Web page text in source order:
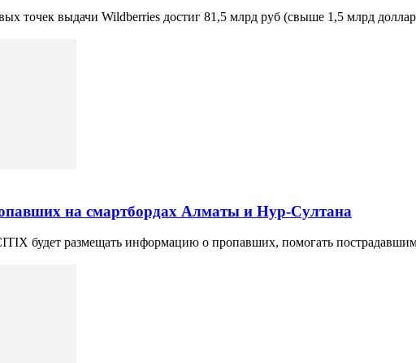
точек выдачи Wildberries достиг 81,5 млрд руб (свыше 1,5 млрд
на смартбордах Алматы и Нур-Султана
будет размещать информацию о пропавших, помогать